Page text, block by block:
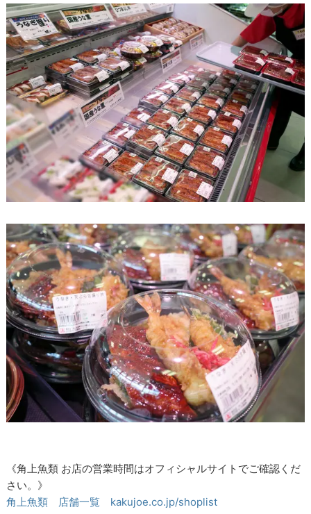
《角上魚類 お店の営業時間はオフィシャルサイトでご確認くだ
さい。》
角上魚類 店舗一覧 kakujoe.co.jp/shoplist